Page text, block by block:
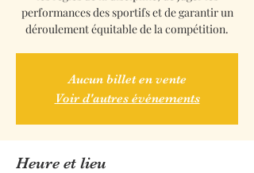
performances des sportifs et de garantir un
déroulement équitable de la compétition.
Aucun billet en vente
Voir d'autres événements
Heure et lieu